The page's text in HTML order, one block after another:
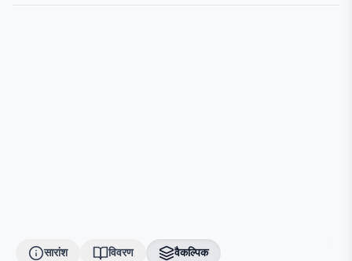
सारांश विवरण वैकल्पिक